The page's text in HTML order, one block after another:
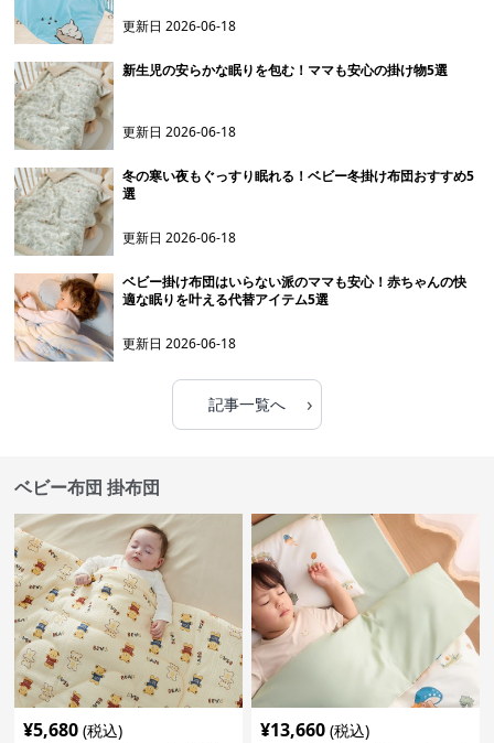
更新日2026-06-18
新生児の安らかな眠りを包む！ママも安心の掛け物5選
更新日2026-06-18
冬の寒い夜もぐっすり眠れる！ベビー冬掛け布団おすすめ5
選
更新日2026-06-18
ベビー掛け布団はいらない派のママも安心！赤ちゃんの快
適な眠りを叶える代替アイテム5選
更新日2026-06-18
記事一覧へ ›
ベビー布団 掛布団
¥5,680 (税込) ¥13,660 (税込)